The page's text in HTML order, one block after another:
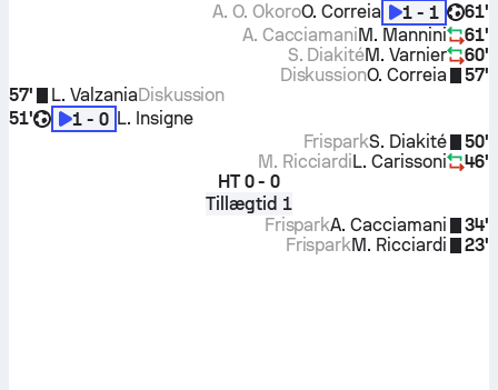
61'
1 - 1
O. Correia
A. O. Okoro
61'
M. Mannini
A. Cacciamani
60'
M. Varnier
S. Diakité
57'
O. Correia
Diskussion
57'
L. ValzaniaDiskussion
51'
1 - 0 L. Insigne
50'
S. Diakité
Frispark
46'
L. Carissoni
M. Ricciardi
HT 0 - 0
Tillægtid 1
34'
A. Cacciamani
Frispark
23'
M. Ricciardi
Frispark